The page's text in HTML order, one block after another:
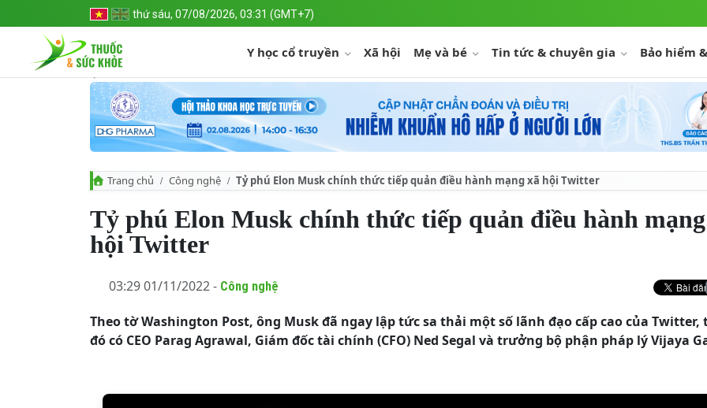
thứ sáu, 07/08/2026, 03:31 (GMT+7)
Y học cổ truyền Xã hội Mẹ và bé Tin tức & chuyên gia Bảo hiểm
Trang chủ Công nghệ Tỷ phú Elon Musk chính thức tiếp quản điều hành mạng xã hội Twitter
Tỷ phú Elon Musk chính thức tiếp quản điều hành
hội Twitter
03:29 01/11/2022 - Công nghệ
Theo tờ Washington Post, ông Musk đã ngay lập tức sa thải một số lãnh đạo cấp cao của Twitter,
đó có CEO Parag Agrawal, Giám đốc tài chính (CFO) Ned Segal và trưởng bộ phận pháp lý Vijaya